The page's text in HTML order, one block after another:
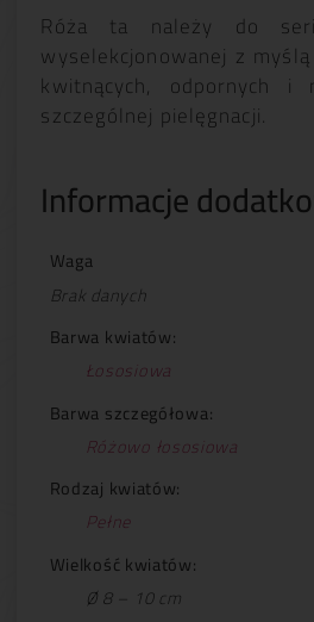
Róża ta należy do
wyselekcjonowanej z
kwitnących, odpornych i
szczególnej pielęgnacji.
Informacje
Waga
Brak danych
Barwa kwiatów:
Łososiowa
Barwa szczegółowa:
Różowo łososiowa
Rodzaj kwiatów:
Pełne
Wielkość kwiatów:
Ø 8 – 10 cm